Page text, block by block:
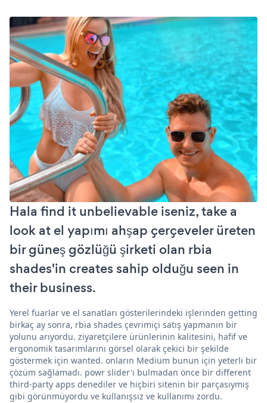
Hala find it unbelievable iseniz, take a
look at el yapımı ahşap çerçeveler üreten
bir güneş gözlüğü şirketi olan rbia
shades'in creates sahip olduğu seen in
their business.
Yerel fuarlar ve el sanatları gösterilerindeki işlerinden getting
birkaç ay sonra, rbia shades çevrimiçi satış yapmanın bir
yolunu arıyordu. ziyaretçilere ürünlerinin kalitesini, hafif ve
ergonomik tasarımlarını görsel olarak çekici bir şekilde
göstermek için wanted. onların Medium bunun için yeterli bir
çözüm sağlamadı. powr slider'ı bulmadan önce bir different
third-party apps denediler ve hiçbiri sitenin bir parçasıymış
gibi görünmüyordu ve kullanışsız ve kullanımı zordu.